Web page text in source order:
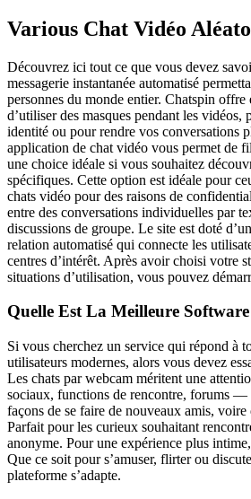
Various Chat Vidéo
Découvrez ici tout ce que vous devez
messagerie instantanée automatisé
personnes du monde entier. Chatspin
d’utiliser des masques pendant les vidéos,
identité ou pour rendre vos conversations
application de chat vidéo vous permet de
une choice idéale si vous souhaitez
spécifiques. Cette option est idéale pour
chats vidéo pour des raisons de
entre des conversations individuelles par
discussions de groupe. Le site est doté
relation automatisé qui connecte les
centres d’intérêt. Après avoir choisi votre
situations d’utilisation, vous pouvez
Quelle Est La Meilleure
Si vous cherchez un service qui répond à
utilisateurs modernes, alors vous devez
Les chats par webcam méritent une
sociaux, functions de rencontre, forums —
façons de se faire de nouveaux amis,
Parfait pour les curieux souhaitant
anonyme. Pour une expérience plus
Que ce soit pour s’amuser, flirter ou
plateforme s’adapte.